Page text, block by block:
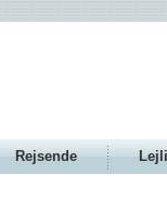
Rejsende